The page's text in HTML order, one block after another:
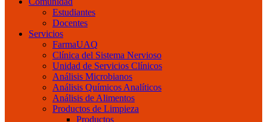
Estudiantes
Docentes
Servicios
FarmaUAQ
Clínica del Sistema Nervioso
Unidad de Servicios Clínicos
Análisis Microbianos
Análisis Químicos Analíticos
Análisis de Alimentos
Productos de Limpieza
Productos